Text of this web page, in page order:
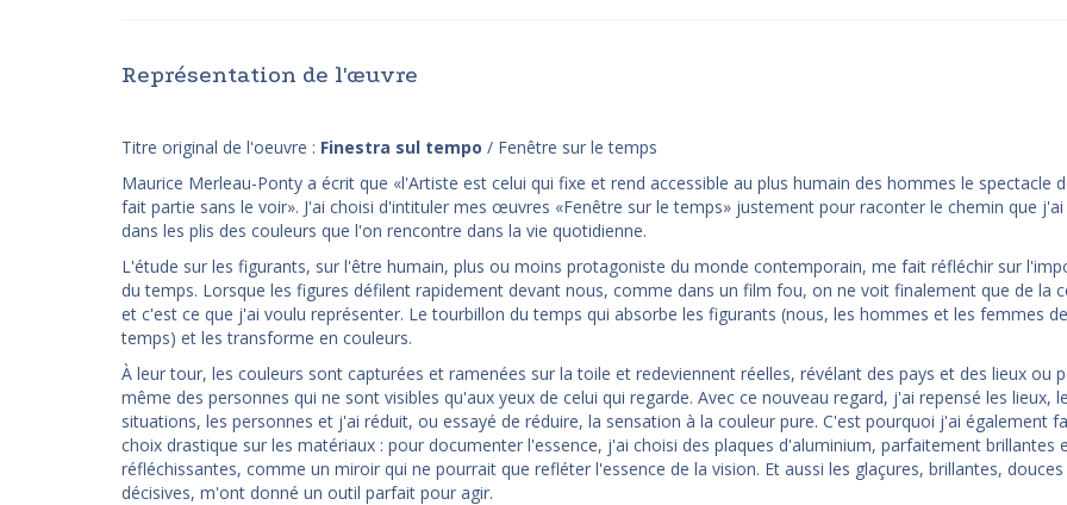
Représentation de l'œuvre
Titre original de l'oeuvre : Finestra sul tempo / Fenêtre sur le temps
Maurice Merleau-Ponty a écrit que «l'Artiste est celui qui fixe et rend accessible au plus humain des hommes le spectacle
fait partie sans le voir». J'ai choisi d'intituler mes œuvres «Fenêtre sur le temps» justement pour raconter le chemin que
dans les plis des couleurs que l'on rencontre dans la vie quotidienne.
L'étude sur les figurants, sur l'être humain, plus ou moins protagoniste du monde contemporain, me fait réfléchir sur
du temps. Lorsque les figures défilent rapidement devant nous, comme dans un film fou, on ne voit finalement que de la
et c'est ce que j'ai voulu représenter. Le tourbillon du temps qui absorbe les figurants (nous, les hommes et les femmes
temps) et les transforme en couleurs.
À leur tour, les couleurs sont capturées et ramenées sur la toile et redeviennent réelles, révélant des pays et des lieux ou
même des personnes qui ne sont visibles qu'aux yeux de celui qui regarde. Avec ce nouveau regard, j'ai repensé les lieux,
situations, les personnes et j'ai réduit, ou essayé de réduire, la sensation à la couleur pure. C'est pourquoi j'ai également
choix drastique sur les matériaux : pour documenter l'essence, j'ai choisi des plaques d'aluminium, parfaitement brillantes
réfléchissantes, comme un miroir qui ne pourrait que refléter l'essence de la vision. Et aussi les glaçures, brillantes,
décisives, m'ont donné un outil parfait pour agir.